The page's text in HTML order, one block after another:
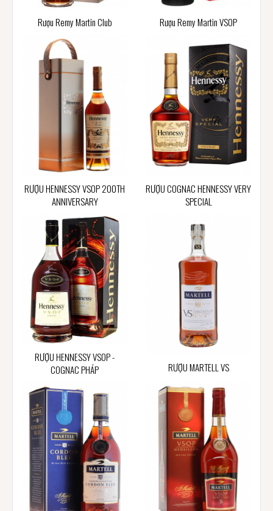
Rượu Remy Martin Club Rượu Remy Martin VSOP
RƯỢU HENNESSY VSOP 200TH
ANNIVERSARY
RƯỢU COGNAC HENNESSY VERY
SPECIAL
RƯỢU HENNESSY VSOP -
COGNAC PHÁP
RƯỢU MARTELL VS